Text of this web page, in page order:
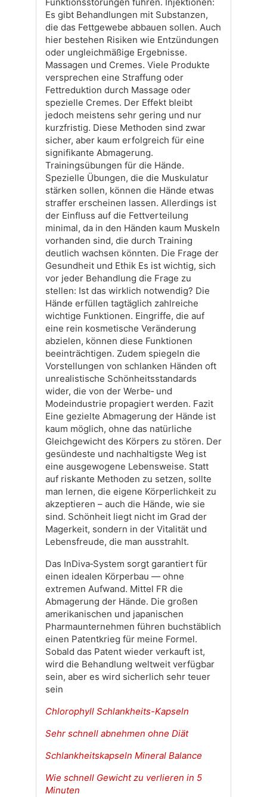
Funktionsstörungen führen. Injektionen:
Es gibt Behandlungen mit Substanzen,
die das Fettgewebe abbauen sollen. Auch
hier bestehen Risiken wie Entzündungen
oder ungleichmäßige Ergebnisse.
Massagen und Cremes. Viele Produkte
versprechen eine Straffung oder
Fettreduktion durch Massage oder
spezielle Cremes. Der Effekt bleibt
jedoch meistens sehr gering und nur
kurzfristig. Diese Methoden sind zwar
sicher, aber kaum erfolgreich für eine
signifikante Abmagerung.
Trainingsübungen für die Hände.
Spezielle Übungen, die die Muskulatur
stärken sollen, können die Hände etwas
straffer erscheinen lassen. Allerdings ist
der Einfluss auf die Fettverteilung
minimal, da in den Händen kaum Muskeln
vorhanden sind, die durch Training
deutlich wachsen könnten. Die Frage der
Gesundheit und Ethik Es ist wichtig, sich
vor jeder Behandlung die Frage zu
stellen: Ist das wirklich notwendig? Die
Hände erfüllen tagtäglich zahlreiche
wichtige Funktionen. Eingriffe, die auf
eine rein kosmetische Veränderung
abzielen, können diese Funktionen
beeinträchtigen. Zudem spiegeln die
Vorstellungen von schlanken Händen oft
unrealistische Schönheitsstandards
wider, die von der Werbe‑ und
Modeindustrie propagiert werden. Fazit
Eine gezielte Abmagerung der Hände ist
kaum möglich, ohne das natürliche
Gleichgewicht des Körpers zu stören. Der
gesündeste und nachhaltigste Weg ist
eine ausgewogene Lebensweise. Statt
auf riskante Methoden zu setzen, sollte
man lernen, die eigene Körperlichkeit zu
akzeptieren – auch die Hände, wie sie
sind. Schönheit liegt nicht im Grad der
Magerkeit, sondern in der Vitalität und
Lebensfreude, die man ausstrahlt.
Das InDiva‑System sorgt garantiert für
einen idealen Körperbau — ohne
extremen Aufwand. Mittel FR die
Abmagerung der Hände. Die großen
amerikanischen und japanischen
Pharmaunternehmen führen buchstäblich
einen Patentkrieg für meine Formel.
Sobald das Patent wieder verkauft ist,
wird die Behandlung weltweit verfügbar
sein, aber es wird sicherlich sehr teuer
sein
Chlorophyll Schlankheits-Kapseln
Sehr schnell abnehmen ohne Diät
Schlankheitskapseln Mineral Balance
Wie schnell Gewicht zu verlieren in 5
Minuten